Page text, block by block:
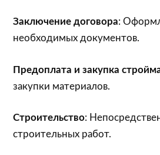
Заключение договора:
необходимых документов.
Предоплата и закупка
закупки материалов.
Строительство:
строительных работ.